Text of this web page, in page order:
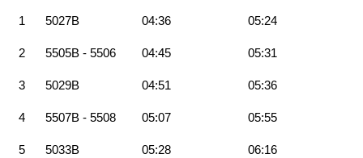
1 5027B 04:36 05:24
2 5505B - 5506 04:45 05:31
3 5029B 04:51 05:36
4 5507B - 5508 05:07 05:55
5 5033B 05:28 06:16